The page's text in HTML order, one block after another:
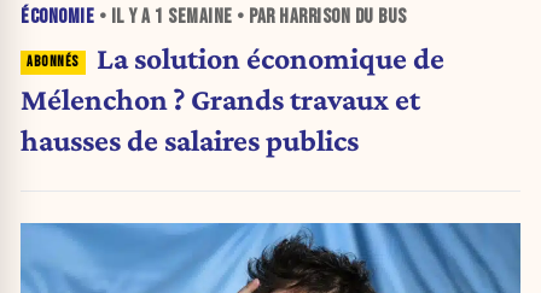
ÉCONOMIE • IL Y A 1 SEMAINE • PAR HARRISON DU BUS
La solution économique de
Mélenchon ? Grands travaux et
hausses de salaires publics